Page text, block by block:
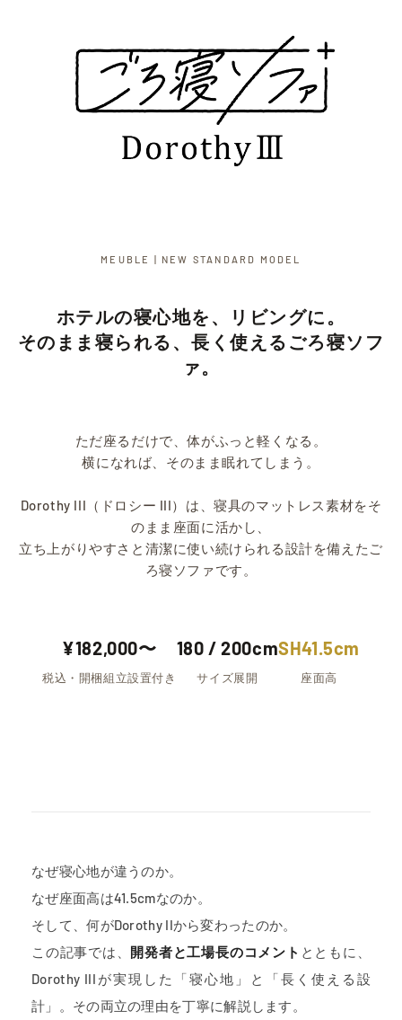
MEUBLE | NEW STANDARD MODEL
ホテルの寝心地を、リビングに。
そのまま寝られる、長く使えるごろ寝ソフ
ァ。
ただ座るだけで、体がふっと軽くなる。
横になれば、そのまま眠れてしまう。
Dorothy III（ドロシー III）は、寝具のマットレス素材をそ
のまま座面に活かし、
立ち上がりやすさと清潔に使い続けられる設計を備えたご
ろ寝ソファです。
¥182,000〜
税込・開梱組立設置付き
180 / 200cm
サイズ展開
SH41.5cm
座面高
なぜ寝心地が違うのか。
なぜ座面高は41.5cmなのか。
そして、何がDorothy IIから変わったのか。
この記事では、 開発者と工場長のコメント とともに、
Dorothy IIIが実現した「寝心地」と「長く使える設
計」。その両立の理由を丁寧に解説します。